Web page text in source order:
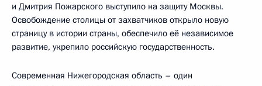
и Дмитрия Пожарского выступило на защиту Москвы.
Освобождение столицы от захватчиков открыло новую
страницу в истории страны, обеспечило её независимое
развитие, укрепило российскую государственность.
Современная Нижегородская область – один